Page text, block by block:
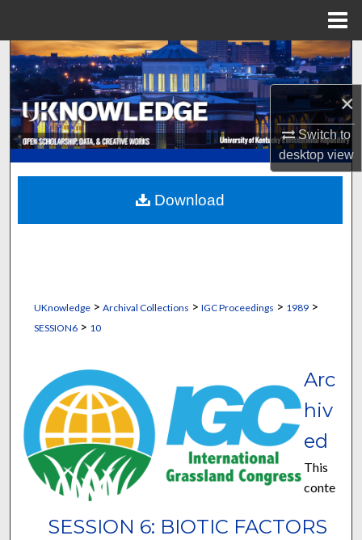
×
Switch to
desktopview
Search
Browse Collections
My Account
About
Digital Commons Network™
UKnowledge> Archival Collections > IGC Proceedings > 1989>
SESSION6> 10
SESSION 6: BIOTIC FACTORS
Arc
hiv
ed
This
conte
Download